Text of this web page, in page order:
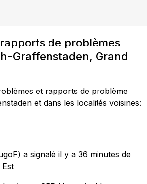
de problèmes
Graffenstaden, Grand
et rapports de problème
et dans les localités voisines:
a signalé il y a 36 minutes de